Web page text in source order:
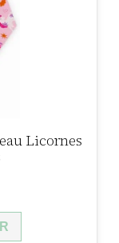
Licornes